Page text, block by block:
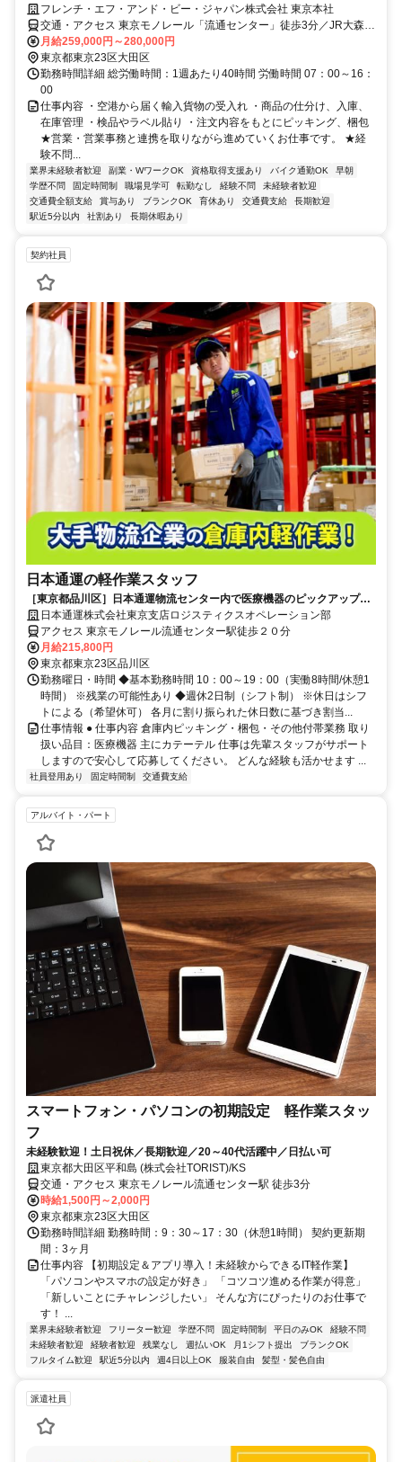
フレンチ・エフ・アンド・ビー・ジャパン株式会社 東京本社
交通・アクセス 東京モノレール「流通センター」徒歩3分／JR大森駅
から京急バス「流通センター前」徒歩5分
月給259,000円～280,000円
東京都東京23区大田区
勤務時間詳細 総労働時間：1週あたり40時間 労働時間 07：00～16：
00
仕事内容 ・空港から届く輸入貨物の受入れ ・商品の仕分け、入庫、
在庫管理 ・検品やラベル貼り ・注文内容をもとにピッキング、梱包
★営業・営業事務と連携を取りながら進めていくお仕事です。 ★経
験不問...
業界未経験者歓迎 副業・WワークOK 資格取得支援あり バイク通勤OK
早朝
学歴不問
固定時間制 職場見学可 転勤なし 経験不問
未経験者歓迎
交通費全額支給
賞与あり ブランクOK 育休あり 交通費支給
長期歓迎
駅近5分以内
社割あり 長期休暇あり
契約社員
日本通運の軽作業スタッフ
［東京都品川区］日本通運物流センター内で医療機器のピックアップ◎
体への負担が少ない軽作業
日本通運株式会社東京支店ロジスティクスオペレーション部
アクセス 東京モノレール流通センター駅徒歩２０分
月給215,800円
東京都東京23区品川区
勤務曜日・時間 ◆基本勤務時間 10：00～19：00（実働8時間/休憩1
時間） ※残業の可能性あり ◆週休2日制（シフト制） ※休日はシフ
トによる（希望休可） 各月に割り振られた休日数に基づき割当...
仕事情報 ● 仕事内容 倉庫内ピッキング・梱包・その他付帯業務 取り
扱い品目：医療機器 主にカテーテル 仕事は先輩スタッフがサポート
しますので安心して応募してください。 どんな経験も活かせます ...
社員登用あり 固定時間制 交通費支給
アルバイト・パート
スマートフォン・パソコンの初期設定 軽作業スタッ
フ
未経験歓迎！土日祝休／長期歓迎／20～40代活躍中／日払い可
東京都大田区平和島 (株式会社TORIST)/KS
交通・アクセス 東京モノレール流通センター駅 徒歩3分
時給1,500円～2,000円
東京都東京23区大田区
勤務時間詳細 勤務時間：9：30～17：30（休憩1時間） 契約更新期
間：3ヶ月
仕事内容 【初期設定＆アプリ導入！未経験からできるIT軽作業】
「パソコンやスマホの設定が好き」 「コツコツ進める作業が得意」
「新しいことにチャレンジしたい」 そんな方にぴったりのお仕事で
す！ ...
業界未経験者歓迎 フリーター歓迎 学歴不問 固定時間制 平日のみOK
経験不問
未経験者歓迎
経験者歓迎 残業なし 週払いOK 月1シフト提出
ブランクOK
フルタイム歓迎
駅近5分以内 週4日以上OK 服装自由 髪型・髪色自由
派遣社員